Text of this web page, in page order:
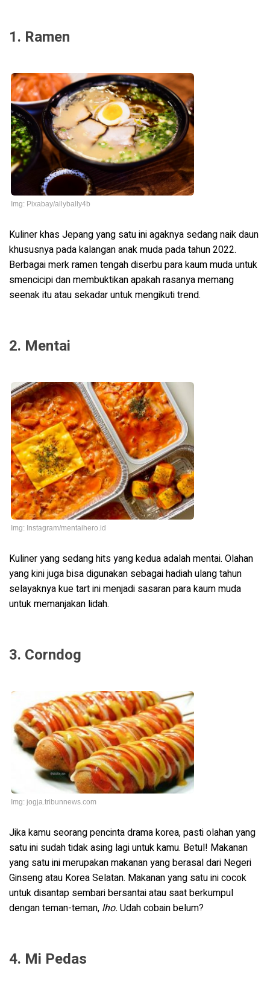
1. Ramen
Img: Pixabay/allybally4b
Kuliner khas Jepang yang satu ini agaknya sedang naik daun
khususnya pada kalangan anak muda pada tahun 2022.
Berbagai merk ramen tengah diserbu para kaum muda untuk
smencicipi dan membuktikan apakah rasanya memang
seenak itu atau sekadar untuk mengikuti trend.
2. Mentai
Img: Instagram/mentaihero.id
Kuliner yang sedang hits yang kedua adalah mentai. Olahan
yang kini juga bisa digunakan sebagai hadiah ulang tahun
selayaknya kue tart ini menjadi sasaran para kaum muda
untuk memanjakan lidah.
3. Corndog
Img: jogja.tribunnews.com
Jika kamu seorang pencinta drama korea, pasti olahan yang
satu ini sudah tidak asing lagi untuk kamu. Betul! Makanan
yang satu ini merupakan makanan yang berasal dari Negeri
Ginseng atau Korea Selatan. Makanan yang satu ini cocok
untuk disantap sembari bersantai atau saat berkumpul
dengan teman-teman, lho. Udah cobain belum?
4. Mi Pedas